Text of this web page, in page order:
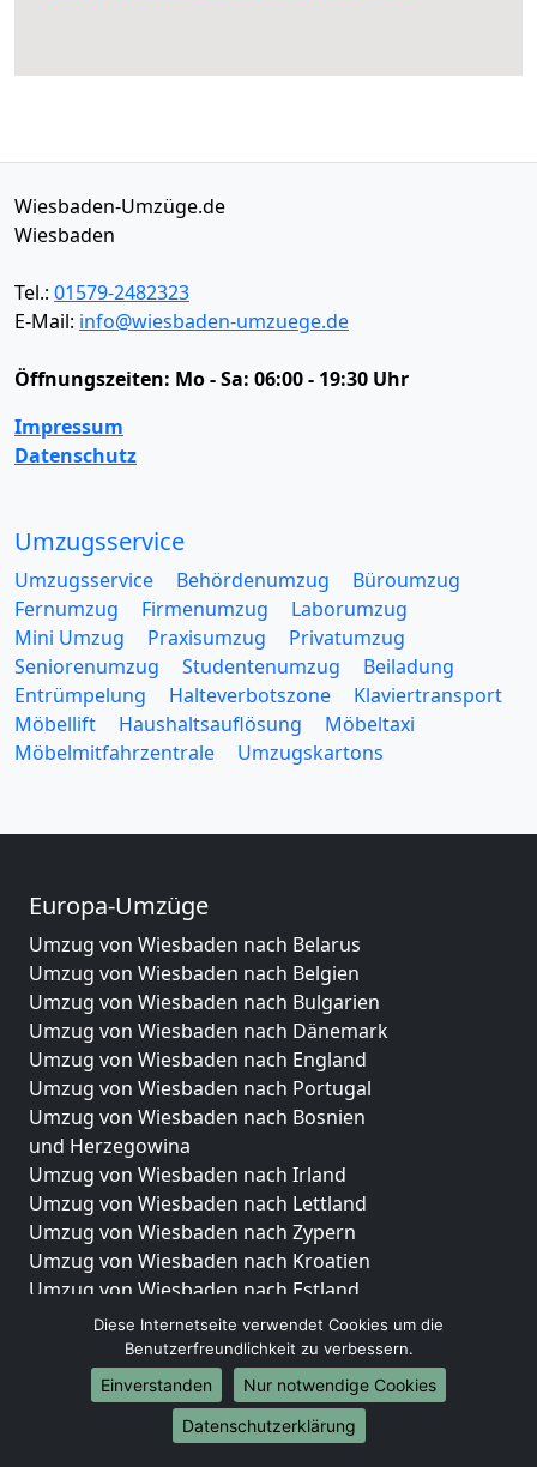
Wiesbaden-Umzüge.de
Wiesbaden
Tel.: 01579-2482323
E-Mail: info@wiesbaden-umzuege.de
Öffnungszeiten: Mo - Sa: 06:00 - 19:30 Uhr
Impressum
Datenschutz
Umzugsservice
Umzugsservice Behördenumzug
Büroumzug
Fernumzug
Firmenumzug
Laborumzug
Mini Umzug
Praxisumzug
Privatumzug
Seniorenumzug
Studentenumzug
Beiladung
Entrümpelung
Halteverbotszone
Klaviertransport
Möbellift
Haushaltsauflösung
Möbeltaxi
Möbelmitfahrzentrale
Umzugskartons
Europa-Umzüge
Umzug von Wiesbaden nach Belarus
Umzug von Wiesbaden nach Belgien
Umzug von Wiesbaden nach Bulgarien
Umzug von Wiesbaden nach Dänemark
Umzug von Wiesbaden nach England
Umzug von Wiesbaden nach Portugal
Umzug von Wiesbaden nach Bosnien
und Herzegowina
Umzug von Wiesbaden nach Irland
Umzug von Wiesbaden nach Lettland
Umzug von Wiesbaden nach Zypern
Umzug von Wiesbaden nach Kroatien
Umzug von Wiesbaden nach Estland
Umzug von Wiesbaden nach Finnland
Umzug von Wiesbaden nach Frankreich
Umzug von Wiesbaden nach Griechenland
Umzug von Wiesbaden nach Italien
Umzug von Wiesbaden nach Liechtenstein
Diese Internetseite verwendet Cookies um die
Benutzerfreundlichkeit zu verbessern.
Einverstanden
Nur notwendige Cookies
Datenschutzerklärung